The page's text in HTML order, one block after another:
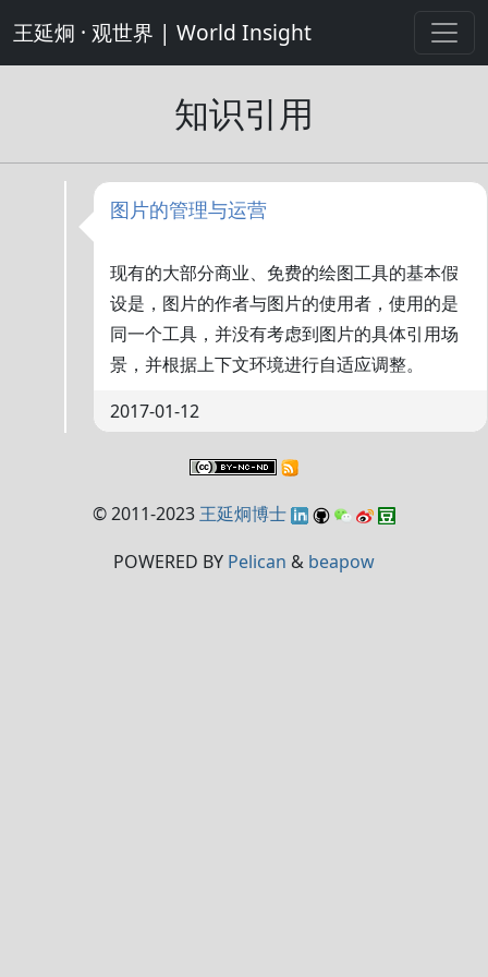
王延炯 · 观世界 | World Insight
知识引用
图片的管理与运营
现有的大部分商业、免费的绘图工具的基本假
设是，图片的作者与图片的使用者，使用的是
同一个工具，并没有考虑到图片的具体引用场
景，并根据上下文环境进行自适应调整。
2017-01-12
© 2011-2023 王延炯博士
POWERED BY Pelican & beapow